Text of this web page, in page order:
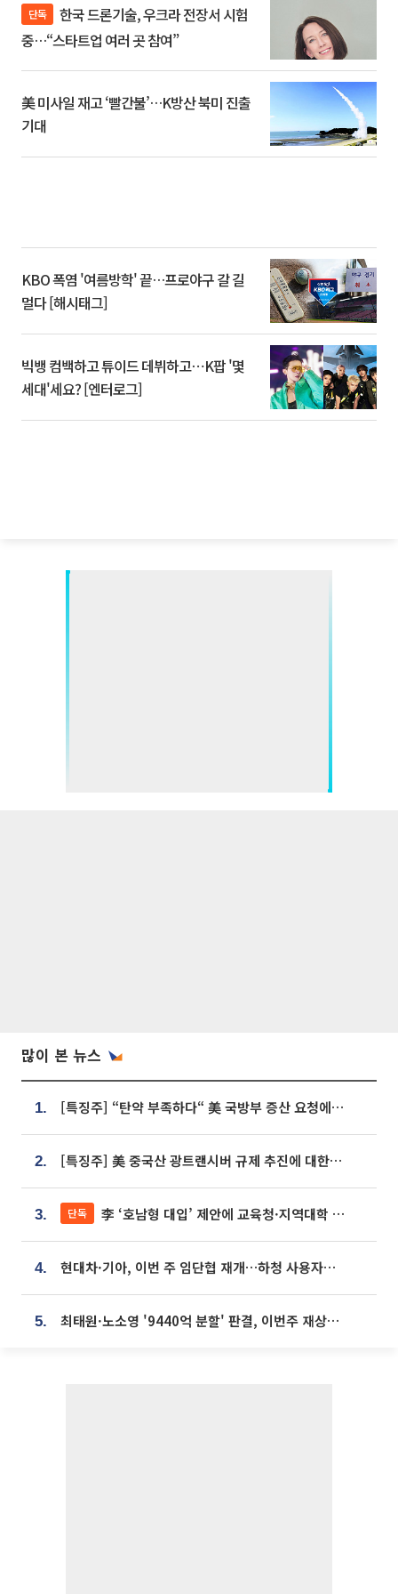
단독
중…“스타트업 여러 곳 참여”
美 미사일 재고 ‘빨간불’…K방산 북미 진출
기대
KBO 폭염 '여름방학' 끝…프로야구 갈 길
멀다 [해시태그]
빅뱅 컴백하고 튜이드 데뷔하고⋯K팝 '몇
세대'세요? [엔터로그]
많이 본 뉴스
1. [특징주] “탄약 부족하다“ 美 국방부 증산 요청에⋯국내 방산주 급등세
2. [특징주] 美 중국산 광트랜시버 규제 추진에 대한광통신 등 광통신株 강세
3. 단독 李 ‘호남형 대입’ 제안에 교육청·지역대학 서·논술형 입시 연계 '착수'
4. 현대차·기아, 이번 주 임단협 재개…하청 사용자성 재심도 ‘변수’
5. 최태원·노소영 '9440억 분할' 판결, 이번주 재상고 여부 주목